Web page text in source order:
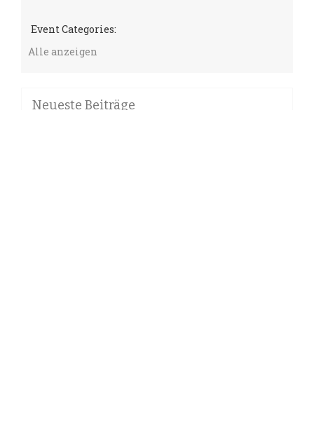
Event Categories:
Alle anzeigen
Neueste Beiträge